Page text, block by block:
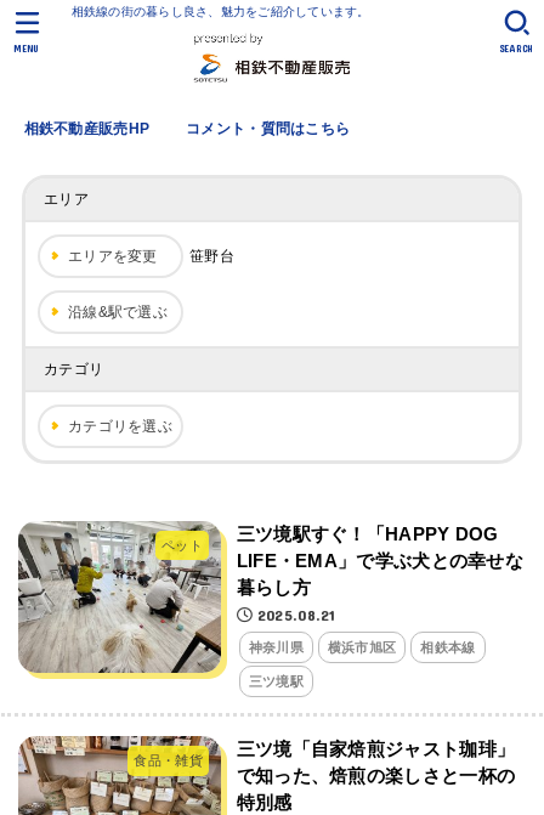
相鉄線の街の暮らし良さ、魅力をご紹介しています。
相鉄不動産販売HP コメント・質問はこちら
SEARCH
MENU
エリア
エリアを変更 笹野台
沿線&駅で選ぶ
カテゴリ
カテゴリを選ぶ
ペット
三ツ境駅すぐ！「HAPPY DOG
LIFE・EMA」で学ぶ犬との幸せな
暮らし方
2025.08.21
神奈川県 横浜市旭区 相鉄本線
三ツ境駅
食品・雑貨
三ツ境「自家焙煎ジャスト珈琲」
で知った、焙煎の楽しさと一杯の
特別感